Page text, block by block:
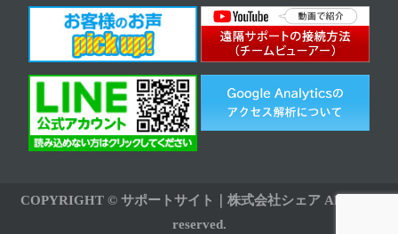
COPYRIGHT © サポートサイト｜株式会社シェア All rights
reserved.